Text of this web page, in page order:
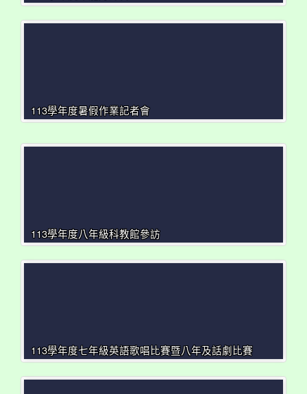
113學年度暑假作業記者會
113學年度八年級科教館參訪
113學年度七年級英語歌唱比賽暨八年及話劇比賽